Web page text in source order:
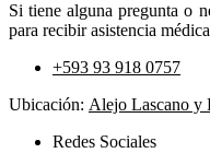
Si tiene alguna pregunta o
para recibir asistencia
+593 93 918 0757
Ubicación: Alejo Lascano y
Redes Sociales